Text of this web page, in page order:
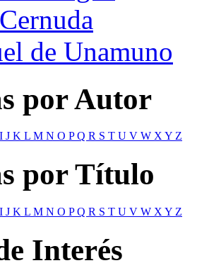
de Unamuno
por Autor
I J K L M N O PQ R S T U V W XY Z
por Título
I J K L M N O PQ R S T U V W X Y Z
Interés